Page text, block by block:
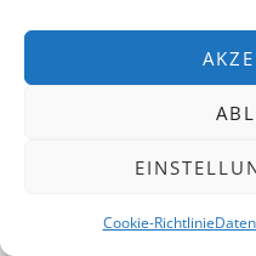
Cookie-Richtlinie